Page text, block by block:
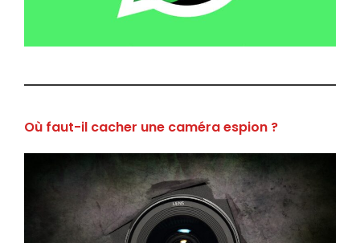
Où faut-il cacher une caméra espion ?